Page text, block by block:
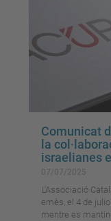
Comunicat
la
israelianes
L'Associació
emès, el 4 de
mentre es